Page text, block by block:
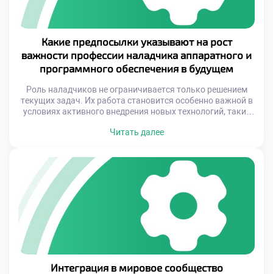
Какие предпосылки указывают на рост
важности профессии наладчика аппаратного и
программного обеспечения в будущем
Роль наладчиков не ограничивается только решением
текущих задач. Их работа становится особенно важной в
условиях активного внедрения новых технологий, таких
облачные сервисы. Эти направления требуют не только
поддержки и защиты от угроз. Специалисты, способные
работать на стыке аппаратной и программной
составляющих, […]
Читать далее
Интеграция в мировое сообщество